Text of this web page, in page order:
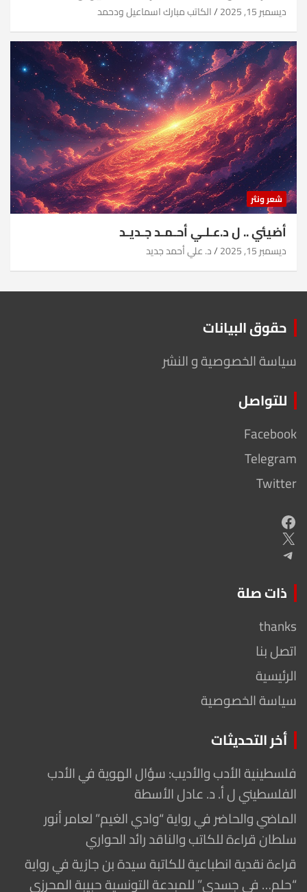
ديسمبر 15, 2025 الكاتب مبارك اسماعيل ودحمد
شعر ونثر
أضيئي .. ل د.عـلـي أحـمـد جـديـد
ديسمبر 15, 2025 د. علي أحمد جديد
حقوق البيانات
سياسة الخصوصية و النشر
للتواصل
Facebook
Telegram
Twitter
Facebook
X
Telegram
ذات صلة
thanks
اتصل بنا
الرئيسية
سياسة الخصوصية
أخر التحديثات
فلسطينية الأدب والأديب: سؤال الهوية في الأدب
الفلسطيني ل أ. د. عادل الأسطة
الماضي والحاضر في رواية “وادي الغيم” لعامر أنور
سلطان قراءة للكاتب والناقد رائد الحواري
قراءة نقدية انطباعية للكاتبة سيدة بن جازية في رواية
“حلم… في جسدي” للمبدعة التونسية حبيبة المحرزي